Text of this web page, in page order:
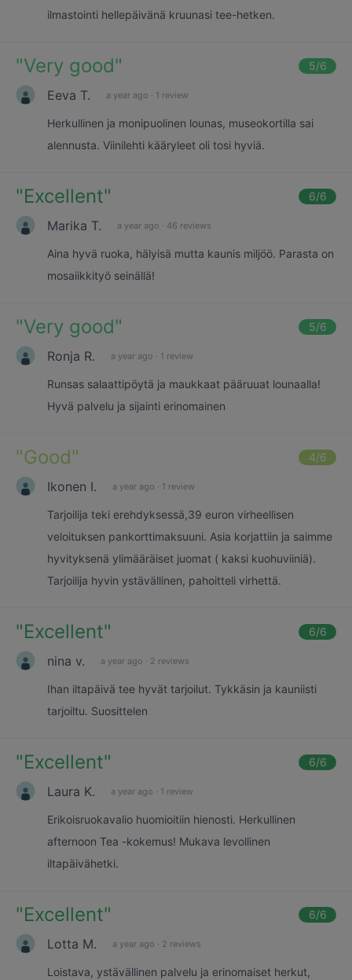
ilmastointi hellepäivänä kruunasi tee-hetken.
"Very good" 5/6
Eeva T. a year ago · 1 review
Herkullinen ja monipuolinen lounas, museokortilla sai
alennusta. Viinilehti kääryleet oli tosi hyviä.
"Excellent" 6/6
Marika T. a year ago · 46 reviews
Aina hyvä ruoka, hälyisä mutta kaunis miljöö. Parasta on
mosaiikkityö seinällä!
"Very good" 5/6
Ronja R. a year ago · 1 review
Runsas salaattipöytä ja maukkaat pääruuat lounaalla!
Hyvä palvelu ja sijainti erinomainen
"Good" 4/6
Ikonen I. a year ago · 1 review
Tarjoilija teki erehdyksessä,39 euron virheellisen
veloituksen pankorttimaksuuni. Asia korjattiin ja saimme
hyvityksenä ylimääräiset juomat ( kaksi kuohuviiniä).
Tarjoilija hyvin ystävällinen, pahoitteli virhettä.
"Excellent" 6/6
nina v. a year ago · 2 reviews
Ihan iltapäivä tee hyvät tarjoilut. Tykkäsin ja kauniisti
tarjoiltu. Suosittelen
"Excellent" 6/6
Laura K. a year ago · 1 review
Erikoisruokavalio huomioitiin hienosti. Herkullinen
afternoon Tea -kokemus! Mukava levollinen
iltapäivähetki.
"Excellent" 6/6
Lotta M. a year ago · 2 reviews
Loistava, ystävällinen palvelu ja erinomaiset herkut,